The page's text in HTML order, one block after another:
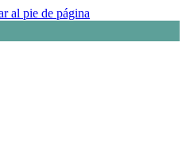
al pie de página